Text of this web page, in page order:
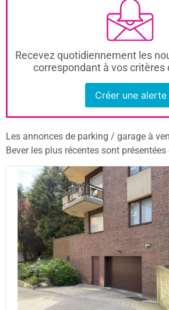
Recevez quotidiennement les
correspondant à vos critères
Créer une alerte
Les annonces de parking / garage à
Bever les plus récentes sont présentées